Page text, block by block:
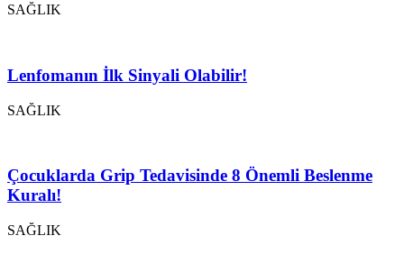
SAĞLIK
Lenfomanın İlk Sinyali Olabilir!
SAĞLIK
Çocuklarda Grip Tedavisinde 8 Önemli Beslenme
Kuralı!
SAĞLIK